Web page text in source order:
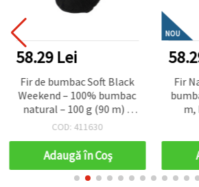
58.29 Lei
Fir de bumbac Soft Black
Weekend – 100% bumbac
natural – 100 g (90 m) –
perfect pentru tricotat
proiecte DIY creative
COD: 411630
Adaugă în Coş
NOU
Fir
m,